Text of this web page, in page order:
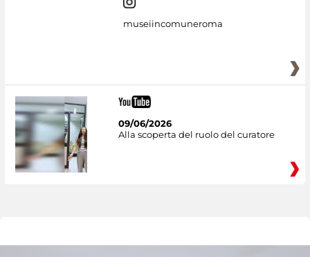
museiincomuneroma
09/06/2026
Alla scoperta del ruolo del curatore